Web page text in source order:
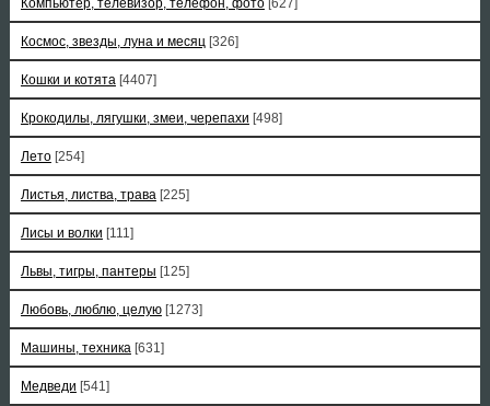
Компьютер, телевизор, телефон, фото [627]
Космос, звезды, луна и месяц [326]
Кошки и котята [4407]
Крокодилы, лягушки, змеи, черепахи [498]
Лето [254]
Листья, листва, трава [225]
Лисы и волки [111]
Львы, тигры, пантеры [125]
Любовь, люблю, целую [1273]
Машины, техника [631]
Медведи [541]